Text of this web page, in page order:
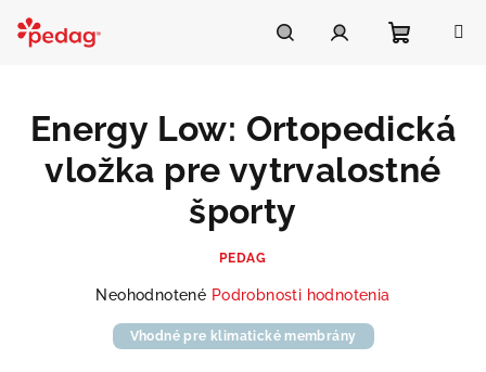
obsah
košík
Energy Low: Ortopedická
vložka pre vytrvalostné
športy
PEDAG
Priemerné
produktu
Neohodnotené Podrobnosti hodnotenia
Vhodné pre klimatické membrány
Asistent Pedag